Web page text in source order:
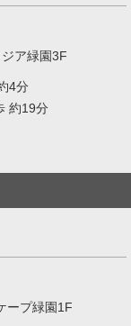
ア緑園3F
4分
約19分
ープ緑園1F